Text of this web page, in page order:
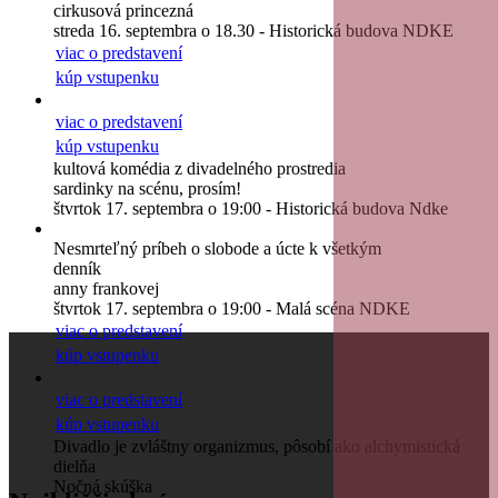
cirkusová princezná
streda 16. septembra o 18.30 - Historická budova NDKE
viac o predstavení
kúp vstupenku
viac o predstavení
kúp vstupenku
kultová komédia z divadelného prostredia
sardinky na scénu, prosím!
štvrtok 17. septembra o 19:00 - Historická budova Ndke
Nesmrteľný príbeh o slobode a úcte k všetkým
denník
anny frankovej
štvrtok 17. septembra o 19:00 - Malá scéna NDKE
viac o predstavení
kúp vstupenku
viac o predstavení
kúp vstupenku
Divadlo je zvláštny organizmus, pôsobí ako alchymistická
dielňa
Nočná skúška